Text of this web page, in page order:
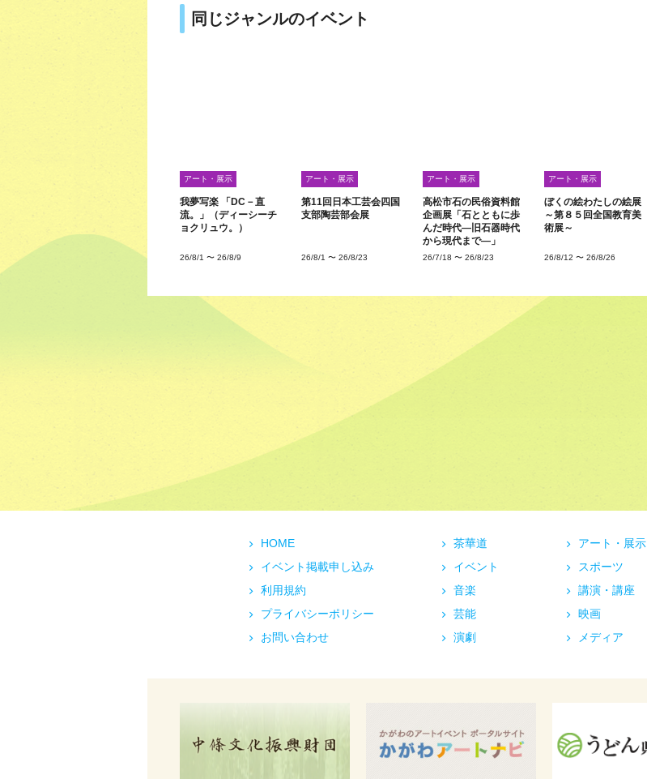
同じジャンルのイベント
アート・展示
我夢写楽 「DC－直
流。」（ディーシーチ
ョクリュウ。）
26/8/1 〜 26/8/9
アート・展示
第11回日本工芸会四国
支部陶芸部会展
26/8/1 〜 26/8/23
アート・展示
高松市石の民俗資料館
企画展「石とともに歩
んだ時代―旧石器時代
から現代まで―」
26/7/18 〜 26/8/23
アート・展示
ぼくの絵わたしの絵展
～第８５回全国教育美
術展～
26/8/12 〜 26/8/26
HOME
イベント掲載申し込み
利用規約
プライバシーポリシー
お問い合わせ
茶華道
イベント
音楽
芸能
演劇
アート・展示
スポーツ
講演・講座
映画
メディア